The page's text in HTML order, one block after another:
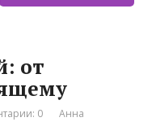
от
0
Анна